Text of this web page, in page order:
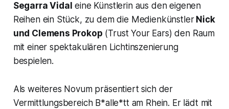
Segarra Vidal eine Künstlerin aus den eigenen
Reihen ein Stück, zu dem die MedienkünstlerNick
und Clemens Prokop (Trust Your Ears) den Raum
mit einer spektakulären Lichtinszenierung
bespielen.
Als weiteres Novum präsentiert sich der
Vermittlungsbereich B*alle*tt am Rhein. Er lädt mit